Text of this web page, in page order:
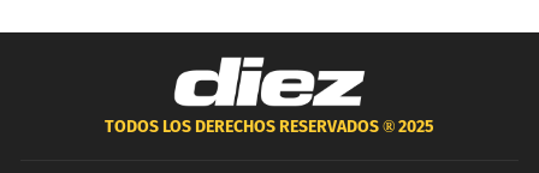
TODOS LOS DERECHOS RESERVADOS ®2025